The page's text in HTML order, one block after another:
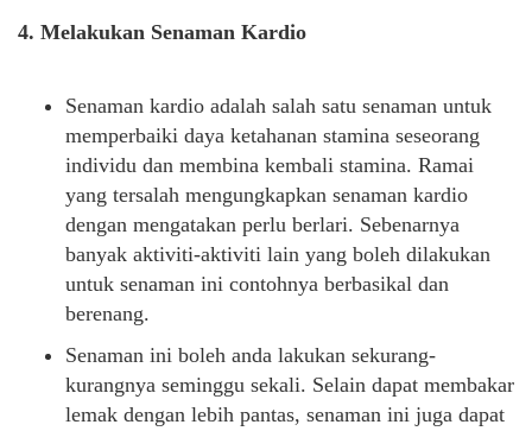
4. Melakukan Senaman Kardio
Senaman kardio adalah salah satu senaman untuk
memperbaiki daya ketahanan stamina seseorang
individu dan membina kembali stamina. Ramai
yang tersalah mengungkapkan senaman kardio
dengan mengatakan perlu berlari. Sebenarnya
banyak aktiviti-aktiviti lain yang boleh dilakukan
untuk senaman ini contohnya berbasikal dan
berenang.
Senaman ini boleh anda lakukan sekurang-
kurangnya seminggu sekali. Selain dapat membakar
lemak dengan lebih pantas, senaman ini juga dapat